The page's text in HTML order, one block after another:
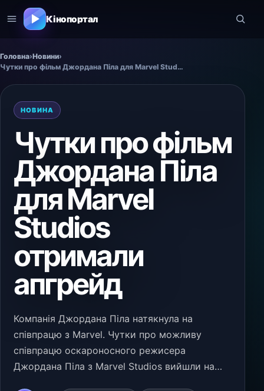
Кінопортал
Головна›Новини›
Чутки про фільм Джордана Піла для Marvel Studios отримали апгрейд
НОВИНА
Чутки про фільм
Джордана Піла
для Marvel
Studios
отримали
апгрейд
Компанія Джордана Піла натякнула на
співпрацю з Marvel. Чутки про можливу
співпрацю оскароносного режисера
Джордана Піла з Marvel Studios вийшли на